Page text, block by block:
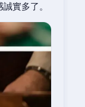
實多了。